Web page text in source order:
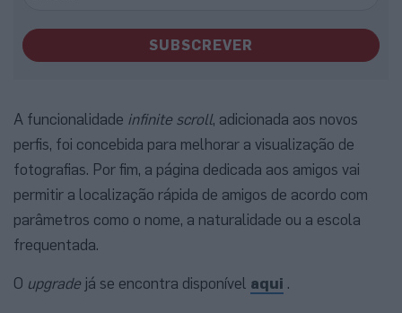
SUBSCREVER
A funcionalidade infinite scroll, adicionada aos novos
perfis, foi concebida para melhorar a visualização de
fotografias. Por fim, a página dedicada aos amigos vai
permitir a localização rápida de amigos de acordo com
parâmetros como o nome, a naturalidade ou a escola
frequentada.
O upgrade já se encontra disponível aqui .